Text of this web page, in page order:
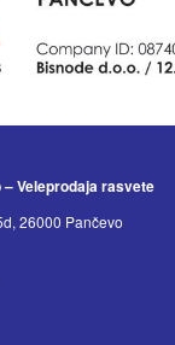
Veleprodaja rasvete
26000 Pančevo